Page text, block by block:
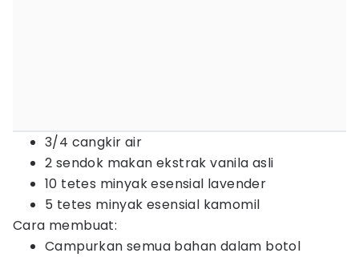
3/4 cangkir air
2 sendok makan ekstrak vanila asli
10 tetes minyak esensial lavender
5 tetes minyak esensial kamomil
Cara membuat:
Campurkan semua bahan dalam botol